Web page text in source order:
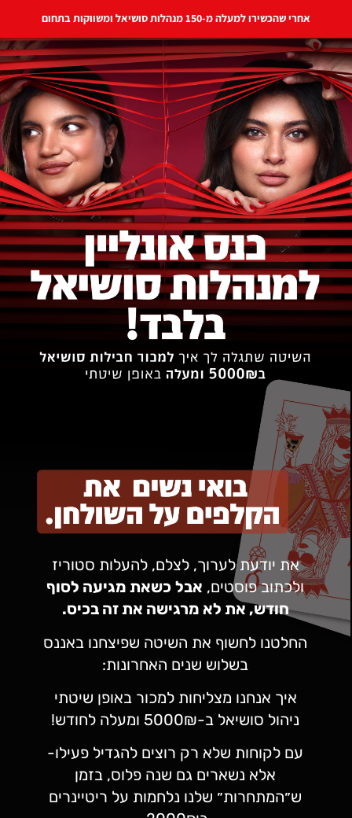
את יודעת לערוך, לצלם, להעלות סטוריז
פוסטים,אבל כשאת מגיעה לסוף
חודש, את לא מרגישה את זה בכיס.
לחשוף את השיטה שפיצחנו באננס
בשלוש שנים האחרונות:
איך אנחנו מצליחות למכור באופן שיטתי
ניהול סושיאל ב-5000₪ ומעלה לחודש!
לקוחות שלא רק רוצים להגדיל פעילו-
אלא נשארים גם שנה פלוס, בזמן
שלנו נלחמות על ריטיינרים
למעלה מ-150 מנהלות סושיאל ומשווקות בתחום